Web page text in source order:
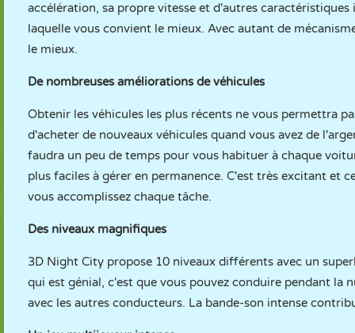
accélération, sa propre vitesse et d'autres
laquelle vous convient le mieux. Avec autant de
le mieux.
De nombreuses améliorations de véhicules
Obtenir les véhicules les plus récents ne vous permettra
d'acheter de nouveaux véhicules quand vous avez de
faudra un peu de temps pour vous habituer à chaque
plus faciles à gérer en permanence. C'est très excitant et
vous accomplissez chaque tâche.
Des niveaux magnifiques
3D Night City propose 10 niveaux différents avec un
qui est génial, c'est que vous pouvez conduire pendant la
avec les autres conducteurs. La bande-son intense